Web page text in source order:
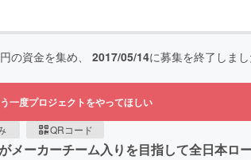
円の資金を集め、 2017/05/14に募集を終了しまし
一度プロジェクトをやってほしい
QRコード
ーカーチーム入りを目指して全日本ロ